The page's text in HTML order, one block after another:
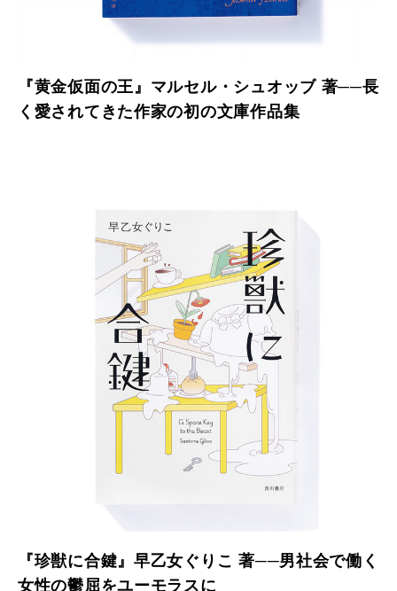
『黄金仮面の王』マルセル・シュオッブ 著──長
く愛されてきた作家の初の文庫作品集
『珍獣に合鍵』早乙女ぐりこ 著──男社会で働く
女性の鬱屈をユーモラスに